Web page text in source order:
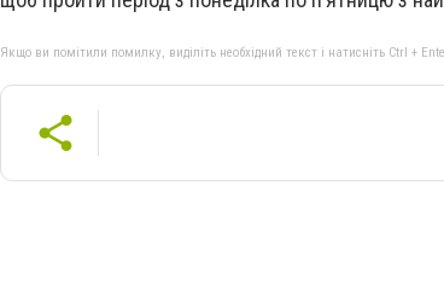
Якщо ви помітили помилку, виділіть необхідний текст і натисніть Ctrl +